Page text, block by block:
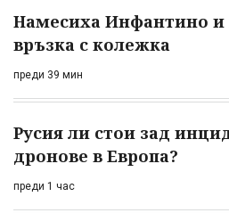
Намесиха Инфантино и
връзка с колежка
преди 39 мин
Русия ли стои зад
дронове в Европа?
преди 1 час